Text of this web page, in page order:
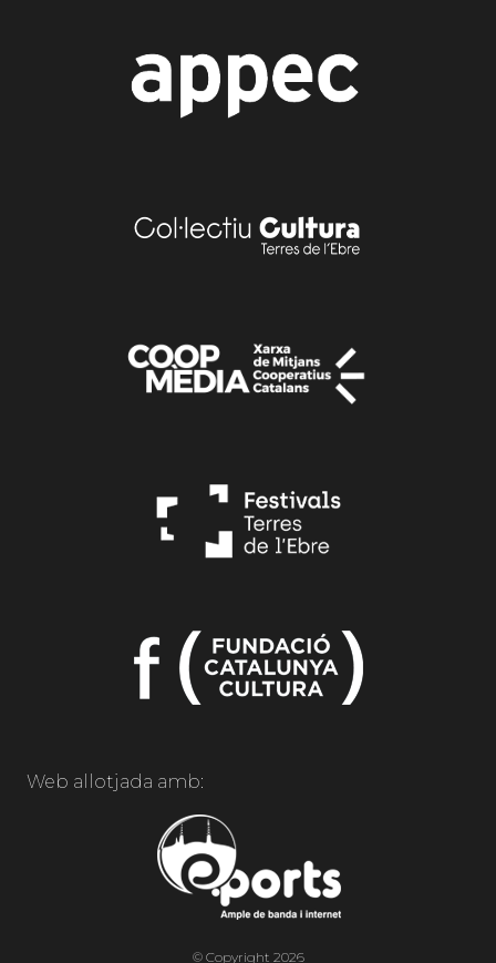
Web allotjada amb:
© Copyright 2026